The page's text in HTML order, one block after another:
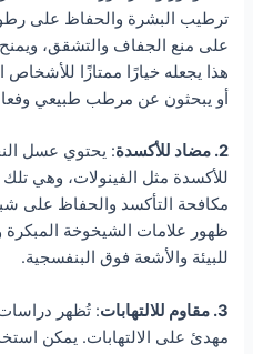
ترطيب البشرة والحفاظ على
على منع الجفاف والتشقق،
هذا يجعله خيارًا ممتازًا
أو يبحثون عن مرطب طبيعي
2. مضاد للأكسدة
: يحتوي عسل
للأكسدة مثل الفينولات، وهي
مكافحة التأكسد والحفاظ على
ظهور علامات الشيخوخة
للبيئة والأشعة فوق البنفسجية.
3. مقاوم للالتهابات
: تُظهر
مهدئ على الالتهابات. يمكن